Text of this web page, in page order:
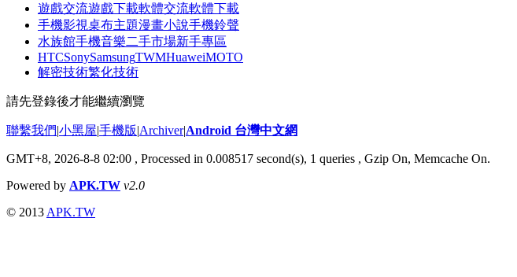
遊戲交流遊戲下載軟體交流軟體下載
手機影視桌布主題漫畫小說手機鈴聲
水族館手機音樂二手市場新手專區
HTCSonySamsungTWMHuaweiMOTO
解密技術繁化技術
請先登錄後才能繼續瀏覽
聯繫我們|小黑屋|手機版|Archiver|Android 台灣中文網
GMT+8, 2026-8-8 02:00 , Processed in 0.008517 second(s), 1 queries , Gzip On, Memcache On.
Powered by APK.TW v2.0
© 2013 APK.TW